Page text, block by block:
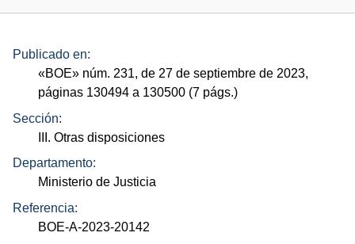
Publicado en:
«BOE» núm. 231, de 27 de septiembre de 2023,
páginas 130494 a 130500 (7 págs.)
Sección:
III. Otras disposiciones
Departamento:
Ministerio de Justicia
Referencia:
BOE-A-2023-20142